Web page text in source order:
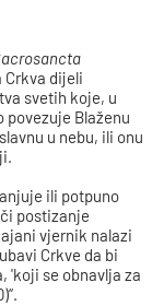
Crkva dijeli
svetih koje, u
Blaženu
u nebu, ili onu
ili potpuno
postizanje
vjernik nalazi
Crkve da bi
'koji se obnavlja za